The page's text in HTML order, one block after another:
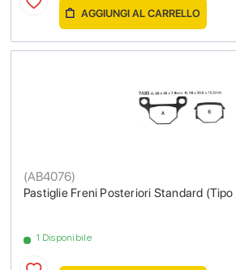
AGGIUNGI AL CARRELLO
Pastiglie Freni Posteriori Standard (Tipo
(AB4076)
1 Disponibile